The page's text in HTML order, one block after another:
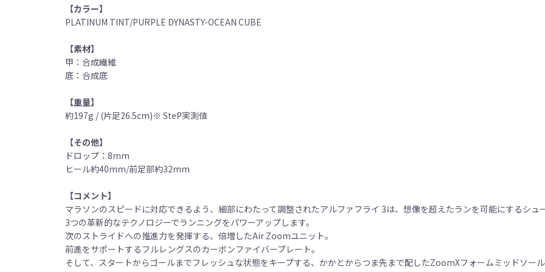
【カラー】
PLATINUM TINT/PURPLE DYNASTY-OCEAN CUBE
【素材】
甲：合成繊維
底：合成底
【重量】
約197g / (片足26.5cm)※ SteP実測値
【その他】
ドロップ：8mm
ヒール約40mm/前足部約32mm
【コメント】
マラソンのスピードに対応できるよう、細部にわたって調整されたアルファフライ 3は、想像を超えたランを可能にするシュー
3つの革新的なテクノロジーでランニングをパワーアップします。
次のストライドへの推進力を発揮する、倍増したAir Zoomユニット。
前進をサポートするフルレングスのカーボンファイバープレート。
そして、スタートからゴールまでフレッシュな状態をキープする、かかとからつま先まで配したZoomXフォームミッドソール